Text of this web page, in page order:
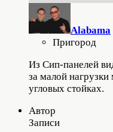
Alabama
Пригород
Из Сип-панелей
за малой
угловых стойках.
Автор
Записи